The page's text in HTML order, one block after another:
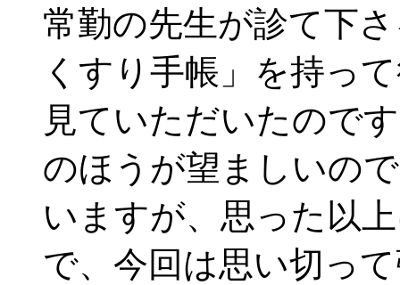
常勤の先生が診て下
くすり手帳」を持っ
見ていただいたので
のほうが望ましいの
いますが、思った以
で、今回は思い切っ